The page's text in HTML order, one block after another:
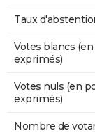
Taux
Votes blancs
exprimés)
Votes nuls (en
exprimés)
Nombre de